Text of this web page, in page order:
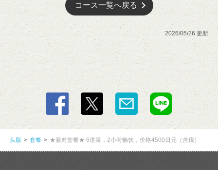
コース一覧へ戻る
2026/05/26 更新
头版 套餐 ★派对套餐★ 6道菜，2小时畅饮，价格4500日元（含税）